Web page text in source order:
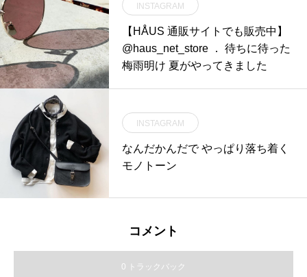
りしておりますご自分用からお遣
い物まで、幅広いシーンにマッチ
するお菓子たちを是非チェックし
てみてください◎.#伊藤軒#秋の味
sue #松江カフェ #島根カフェ #松
江 #島根 #山陰
INSTAGRAM
【HÅUS 通販サイトでも販売中】
@haus_net_store ． 待ちに待った
梅雨明け 夏がやってきました
INSTAGRAM
なんだかんだで やっぱり落ち着く
モノトーン
コメント
0 トラックバック